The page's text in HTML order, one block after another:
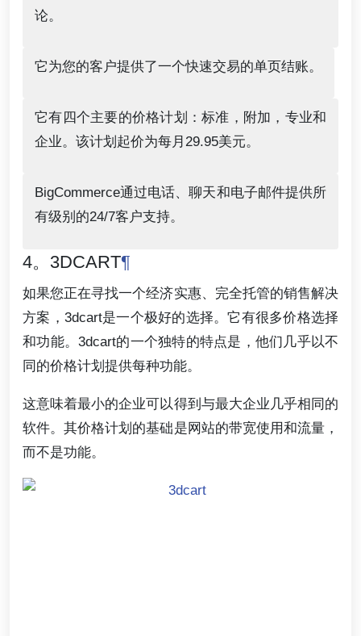
论。
它为您的客户提供了一个快速交易的单页结账。
它有四个主要的价格计划：标准，附加，专业和
企业。该计划起价为每月29.95美元。
BigCommerce通过电话、聊天和电子邮件提供所
有级别的24/7客户支持。
4。3DCART¶
如果您正在寻找一个经济实惠、完全托管的销售解决
方案，3dcart是一个极好的选择。它有很多价格选择
和功能。3dcart的一个独特的特点是，他们几乎以不
同的价格计划提供每种功能。
这意味着最小的企业可以得到与最大企业几乎相同的
软件。其价格计划的基础是网站的带宽使用和流量，
而不是功能。